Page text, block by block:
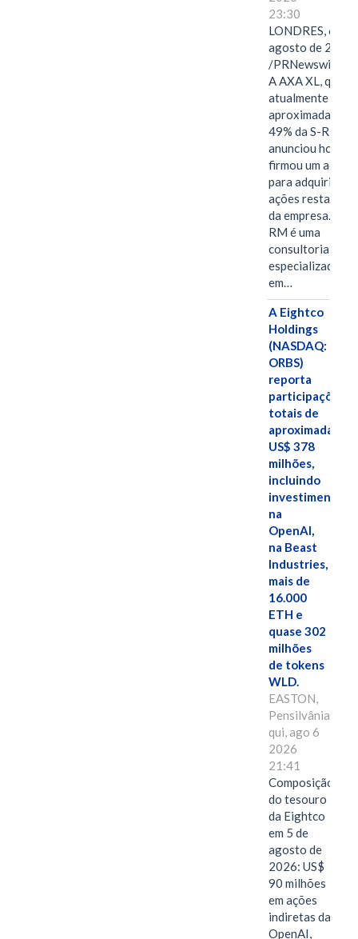
23:30
LONDRES, 6 de
agosto de 2026
/PRNewswire/ --
A AXA XL, que
atualmente
49% da S-RM,
anunciou hoje
firmou um
para adquirir as
ações restantes
da empresa. A S-
RM é uma
consultoria
especializada
em…
A Eightco
Holdings
(NASDAQ:
ORBS)
reporta
participações
totais de
US$ 378
milhões,
incluindo
investimentos
na
OpenAI,
na Beast
Industries,
mais de
16.000
ETH e
quase 302
milhões
de tokens
WLD.
EASTON,
Pensilvânia,
qui, ago 6
2026
21:41
Composição
do tesouro
da Eightco
em 5 de
agosto de
2026: US$
90 milhões
em ações
indiretas da
OpenAI,